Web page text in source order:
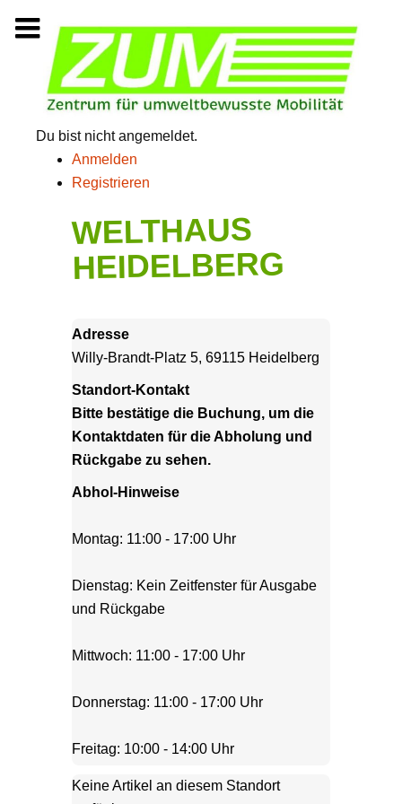
Zum
springen
Du bist nicht angemeldet.
Anmelden
Registrieren
WELTHAUS
HEIDELBERG
Adresse
Willy-Brandt-Platz 5, 69115 Heidelberg
Standort-Kontakt
Bitte bestätige die Buchung, um die
Kontaktdaten für die Abholung und
Rückgabe zu sehen.
Abhol-Hinweise
Dienstag: Kein Zeitfenster für Ausgabe
Freitag: 10:00 - 14:00 Uhr
Keine Artikel an diesem Standort